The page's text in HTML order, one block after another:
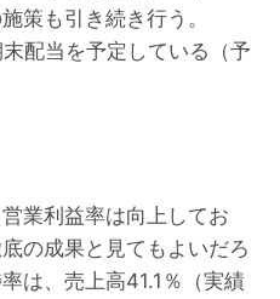
策も引き続き行う。
配当を予定している（予
業利益率は向上してお
の成果と見てもよいだろ
は、売上高41.1％（実績